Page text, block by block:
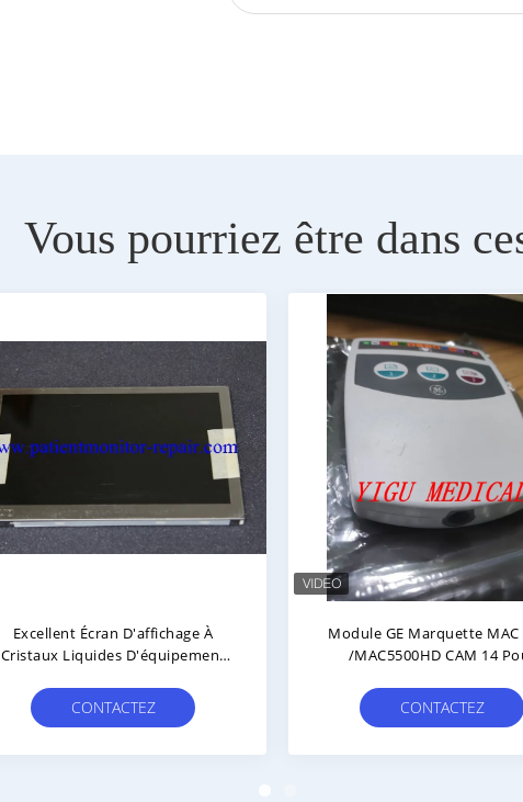
Vous pourriez être dans
Tête D'imprimante De
Remplacement ECG Pour Mindray
PN 024-000534-00
CONTACTEZ
GE Mac2000 Carte
D'électrocardiographe
90 Jours Pour Les
D'ECG En Hôpital Et En
CONTACTEZ